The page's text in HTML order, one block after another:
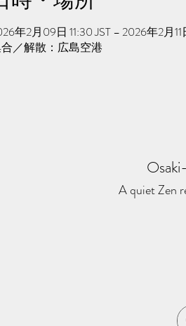
年2月09日 11:30 JST – 2026年2月11
／解散：広島空港
A quiet Zen